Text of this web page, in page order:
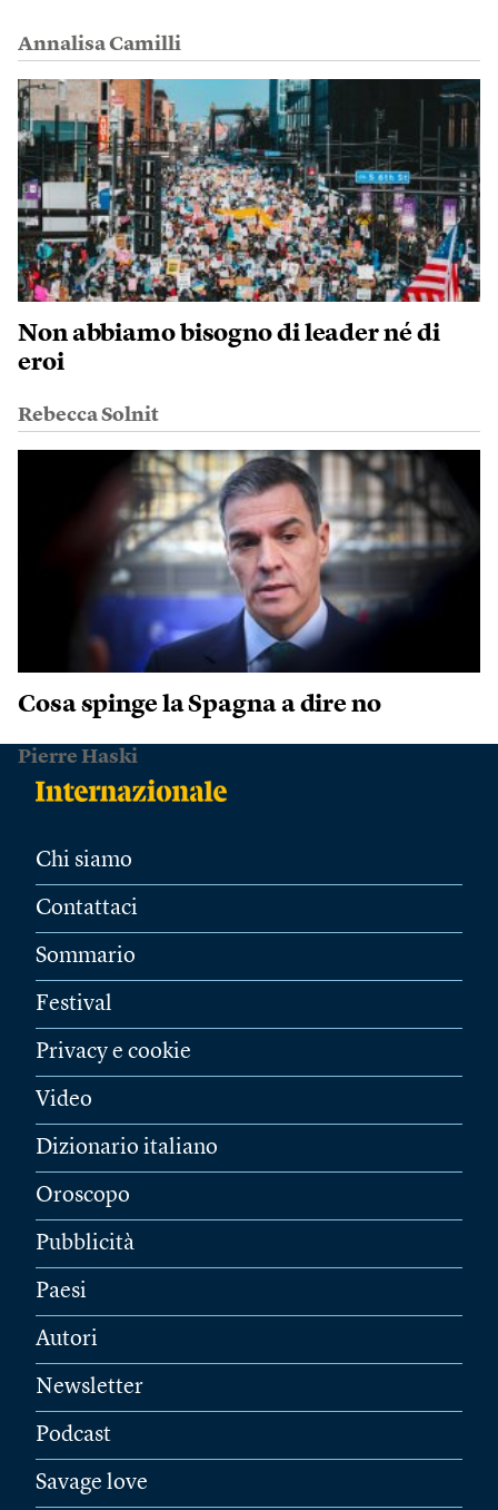
Annalisa Camilli
Non abbiamo bisogno di leader né di
eroi
Rebecca Solnit
Cosa spinge la Spagna a dire no
Pierre Haski
Chi siamo
Contattaci
Sommario
Festival
Privacy e cookie
Video
Dizionario italiano
Oroscopo
Pubblicità
Paesi
Autori
Newsletter
Podcast
Savage love